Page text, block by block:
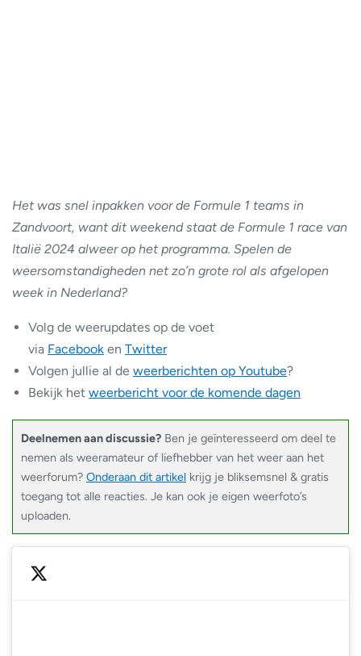
Het was snel inpakken voor de Formule 1 teams in
Zandvoort, want dit weekend staat de Formule 1 race van
Italië 2024 alweer op het programma. Spelen de
weersomstandigheden net zo’n grote rol als afgelopen
week in Nederland?
Volg de weerupdates op de voet
via Facebook en Twitter
Volgen jullie al de weerberichten op Youtube?
Bekijk het weerbericht voor de komende dagen
Deelnemen aan discussie? Ben je geïnteresseerd om deel te
nemen als weeramateur of liefhebber van het weer aan het
weerforum? Onderaan dit artikel krijg je bliksemsnel & gratis
toegang tot alle reacties. Je kan ook je eigen weerfoto’s
uploaden.